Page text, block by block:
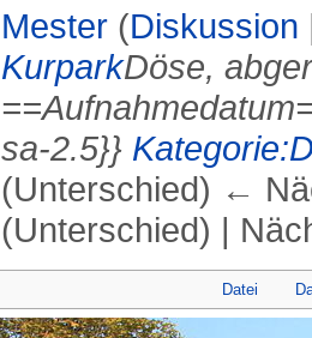
Mester (Diskussion
KurparkDöse,
sa-2.5}}
(Unterschied) ←
(Unterschied) |
Datei